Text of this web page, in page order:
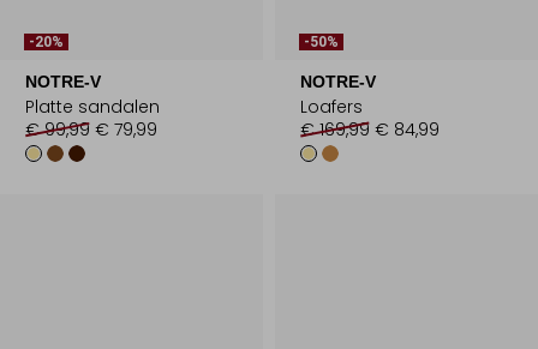
-20%
NOTRE-V
Platte sandalen
€ 99,99 € 79,99
-50%
NOTRE-V
Loafers
€ 169,99 € 84,99